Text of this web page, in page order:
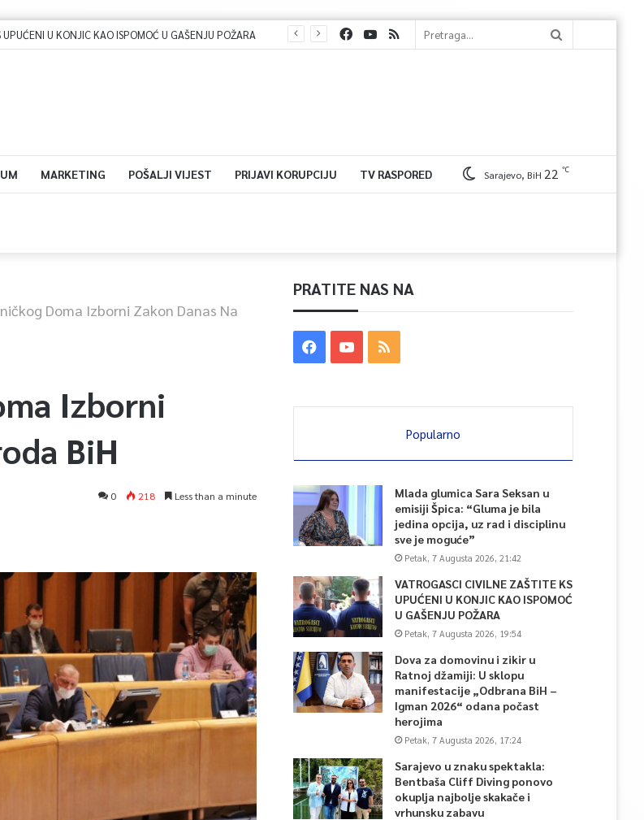
MARKETING POŠALJI VIJEST PRIJAVI KORUPCIJU TV RASPORED Sarajevo, BiH 22 ℃
Doma Izborni Zakon Danas Na
Izborni
BiH
0 218 Less than a minute
PRATITE NAS NA
Popularno
Mlada glumica Sara Seksan u
emisiji Špica: “Gluma je bila
jedina opcija, uz rad i disciplinu
sve je moguće”
Petak, 7 Augusta 2026, 21:42
VATROGASCI CIVILNE ZAŠTITE KS
UPUĆENI U KONJIC KAO ISPOMOĆ
U GAŠENJU POŽARA
Petak, 7 Augusta 2026, 19:54
Dova za domovinu i zikir u
Ratnoj džamiji: U sklopu
manifestacije „Odbrana BiH –
Igman 2026“ odana počast
herojima
Petak, 7 Augusta 2026, 17:24
Sarajevo u znaku spektakla:
Bentbaša Cliff Diving ponovo
okuplja najbolje skakače i
vrhunsku zabavu